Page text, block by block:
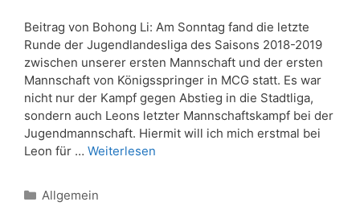
Beitrag von Bohong Li: Am Sonntag fand die letzte
Runde der Jugendlandesliga des Saisons 2018-2019
zwischen unserer ersten Mannschaft und der ersten
Mannschaft von Königsspringer in MCG statt. Es war
nicht nur der Kampf gegen Abstieg in die Stadtliga,
sondern auch Leons letzter Mannschaftskampf bei der
Jugendmannschaft. Hiermit will ich mich erstmal bei
Leon für … Weiterlesen
Kategorien
Allgemein